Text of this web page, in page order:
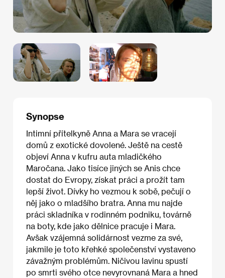
Synopse
Intimní přítelkyně Anna a Mara se vracejí
domů z exotické dovolené. Ještě na cestě
objeví Anna v kufru auta mladičkého
Maročana. Jako tisíce jiných se Anis chce
dostat do Evropy, získat práci a prožít tam
lepší život. Dívky ho vezmou k sobě, pečují o
něj jako o mladšího bratra. Anna mu najde
práci skladníka v rodinném podniku, továrně
na boty, kde jako dělnice pracuje i Mara.
Avšak vzájemná solidárnost vezme za své,
jakmile je toto křehké společenství vystaveno
závažným problémům. Ničivou lavinu spustí
po smrti svého otce nevyrovnaná Mara a hned